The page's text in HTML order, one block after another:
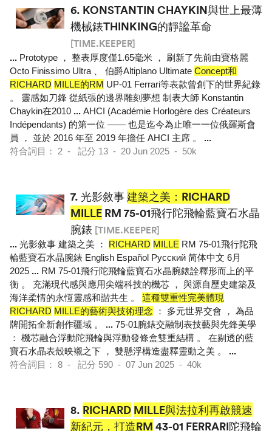
6. KONSTANTIN CHAYKIN與世上最薄
機械錶THINKING的靜謐革命
[TIME.KEEPER]
... Prototype ， 整表厚度僅1.65毫米 ， 刷新了先前由寶格麗
Octo Finissimo Ultra 、 伯爵Altiplano Ultimate Concept和
RICHARD MILLE的RM UP-01 Ferrari等表款曾創下的世界紀錄
。 靈感如刀鋒 從紙張的邊界雕刻夢想 制表大師 Konstantin
Chaykin在2010 ... AHCI (Académie Horlogère des Créateurs
Indépendants) 的第一位 —— 也是迄今為止唯一一位俄羅斯會
員 ， 並於 2016 年至 2019 年擔任 AHCI 主席 。 ...
符合詞目： 2 - 記分 13 - 20 Jun 2025 - 50k
7. 光影敘事建築之美：RICHARD
MILLE RM 75-01飛行陀飛輪藍寶石水晶
腕錶 [TIME.KEEPER]
... 光影敘事 建築之美 ： RICHARD MILLE RM 75-01飛行陀飛
輪藍寶石水晶腕錶 English Español Pусский 简体中文 6月
2025 ... RM 75-01飛行陀飛輪藍寶石水晶腕錶詮釋形而上的平
衡 。 充滿現代感與應用尖端科技的機芯 ， 與源自歷史建築及
海洋柔情的永恆靈感和諧共生 。 這種雙重性完美體現
RICHARD MILLE的藝術與技術理念 ： 多元世界交會 ， 為品
牌開拓全新創作疆域 。 ... 75-01腕錶交融制表技藝與先鋒美學
： 機芯融合浮動陀飛輪與浮動發條盒雙重結構 。 在剔透的藍
寶石水晶表殼映襯之下 ， 雙懸浮構造盡釋靈動之美 。 ...
符合詞目： 8 - 記分 590 - 07 Jun 2025 - 40k
8. RICHARD MILLE與法拉利再啟競速
新紀元，打造RM 43-01 FERRARI陀飛輪